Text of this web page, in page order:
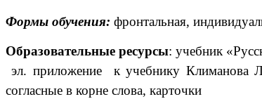
Формы обучения: фронтальная,
Образовательные ресурсы: учебник
эл. приложение к учебнику Климанова
согласные в корне слова, карточки